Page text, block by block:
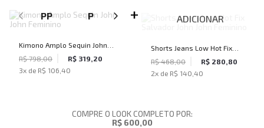
PP P M G
Kimono Amplo Sequin John
John Feminino
R$ 798,00
R$ 319,20
3x de R$ 106,40
ADICIONAR
Shorts Jeans Low Hot Fix
Salvador John John Feminino
R$ 468,00
R$ 280,80
2x de R$ 140,40
COMPRE O LOOK COMPLETO POR:
R$ 600,00